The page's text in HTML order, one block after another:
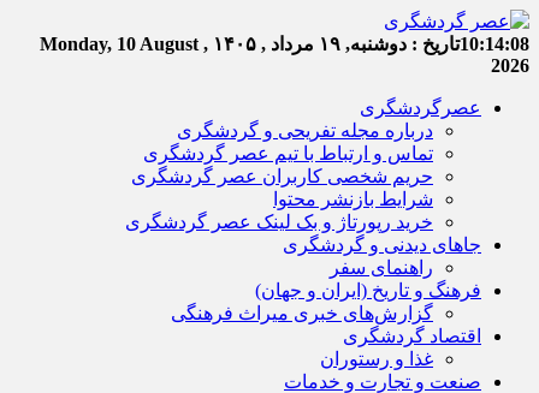
10:14:09تاریخ : دوشنبه, ۱۹ مرداد , ۱۴۰۵
Monday, 10 August ,
2026
عصرگردشگری
درباره مجله تفریحی و گردشگری
تماس و ارتباط با تیم عصر گردشگری
حریم شخصی کاربران عصر گردشگری
شرایط بازنشر محتوا
خرید رپورتاژ و بک لینک عصر گردشگری
جاهای دیدنی و گردشگری
راهنمای سفر
فرهنگ و تاریخ (ایران و جهان)
گزارش‌های خبری میراث فرهنگی
اقتصاد گردشگری
غذا و رستوران
صنعت و تجارت و خدمات